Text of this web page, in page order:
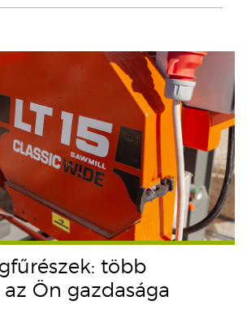
több
Ön gazdasága